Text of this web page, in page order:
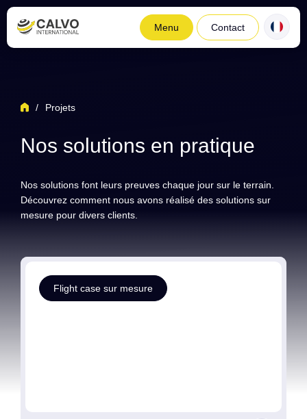
Menu Contact
/ Projets
Nos solutions en pratique
Nos solutions font leurs preuves chaque jour sur le terrain.
Découvrez comment nous avons réalisé des solutions sur
mesure pour divers clients.
Flight case sur mesure